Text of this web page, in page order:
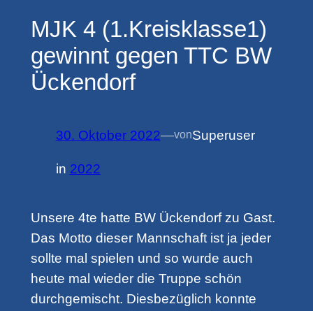
MJK 4 (1.Kreisklasse1)
gewinnt gegen TTC BW
Ückendorf
30. Oktober 2022—vonSuperuser
in 2022
Unsere 4te hatte BW Ückendorf zu Gast.
Das Motto dieser Mannschaft ist ja jeder
sollte mal spielen und so wurde auch
heute mal wieder die Truppe schön
durchgemischt. Diesbezüglich konnte